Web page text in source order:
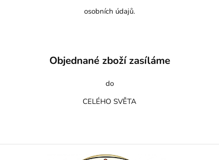
osobních údajů.
Objednané zboží zasíláme
do
CELÉHO SVĚTA